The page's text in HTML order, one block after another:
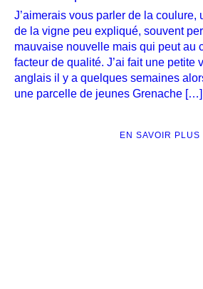
J’aimerais vous parler de la coulure,
de la vigne peu expliqué, souvent
mauvaise nouvelle mais qui peut au
facteur de qualité. J’ai fait une petite
anglais il y a quelques semaines
une parcelle de jeunes Grenache […]
EN SAVOIR PLUS